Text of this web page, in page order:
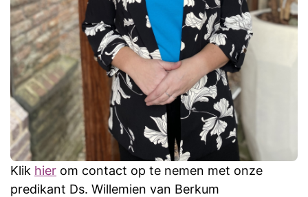
Klik hier om contact op te nemen met onze
predikant Ds. Willemien van Berkum